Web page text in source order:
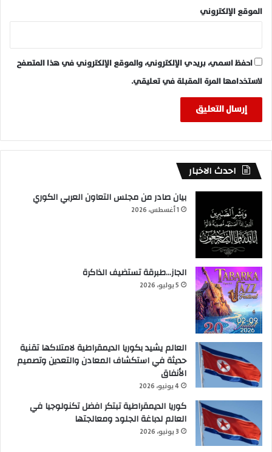
الموقع الإلكتروني
احفظ اسمي، بريدي الإلكتروني، والموقع الإلكتروني في هذا المتصفح
لاستخدامها المرة المقبلة في تعليقي.
احدث الاخبار
بيان صادر من مجلس التعاون العربي الكوري
1 أغسطس، 2026
الجاز…طبرقة تستضيف الذاكرة
5 يوليو، 2026
العالم يشيد بكوريا الديمقراطية لامتلاكها تقنية
حديثة في استكشاف المعادن والتعدين وتصميم
الأنفاق
4 يونيو، 2026
كوريا الديمقراطية تبتكر افضل تكنولوجيا في
العالم لدباغة الجلود ومعالجتها
3 يونيو، 2026